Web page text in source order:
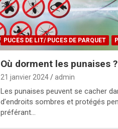
PUCES DE LIT/ PUCES DE PARQUET
Où dorment les punaises ?
21 janvier 2024 admin
Les punaises peuvent se cacher
d’endroits sombres et protégés
préférant…